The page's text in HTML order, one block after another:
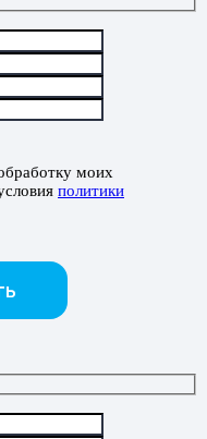
моих
политики